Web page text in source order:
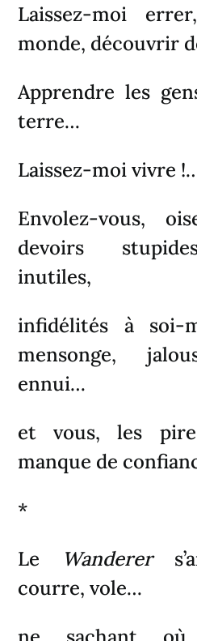
Laissez-moi
monde, découvrir
Apprendre les
terre…
Laissez-moi vivre
Envolez-vous,
devoirs
inutiles,
infidélités à soi-
mensonge,
ennui…
et vous, les
manque de
*
Le
Wanderer
courre, vole…